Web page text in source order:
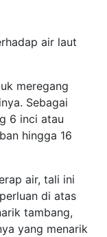
air laut
meregang
Sebagai
6 inci atau
hingga 16
air, tali ini
di atas
tambang,
yang menarik